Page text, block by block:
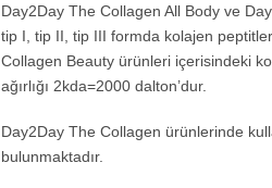
Day2Day The Collagen All Body ve
tip I, tip II, tip III formda kolajen
Collagen Beauty ürünleri içerisindeki
ağırlığı 2kda=2000 dalton’dur.
Day2Day The Collagen ürünlerinde
bulunmaktadır.